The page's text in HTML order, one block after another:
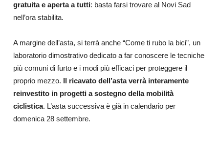
gratuita e aperta a tutti: basta farsi trovare al Novi Sad
nell’ora stabilita.
A margine dell’asta, si terrà anche “Come ti rubo la bici”, un
laboratorio dimostrativo dedicato a far conoscere le tecniche
più comuni di furto e i modi più efficaci per proteggere il
proprio mezzo. Il ricavato dell’asta verrà interamente
reinvestito in progetti a sostegno della mobilità
ciclistica. L’asta successiva è già in calendario per
domenica 28 settembre.